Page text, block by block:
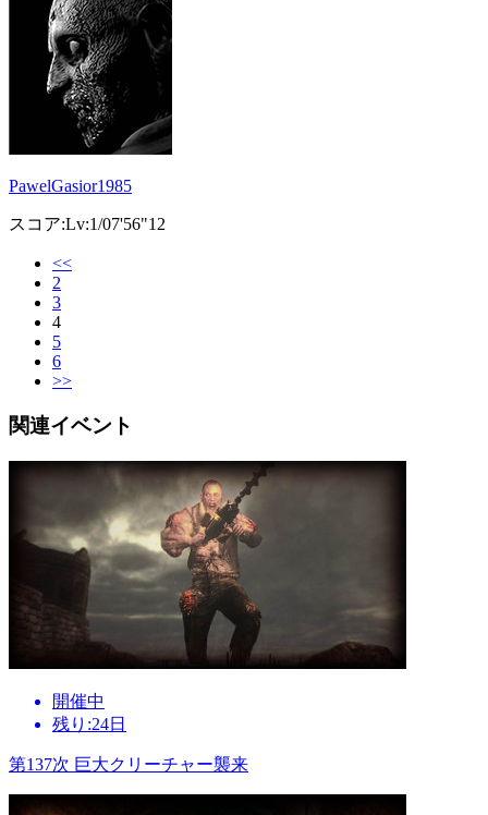
PawelGasior1985
スコア:Lv:1/07'56"12
<<
2
3
4
5
6
>>
関連イベント
開催中
残り:24日
第137次 巨大クリーチャー襲来